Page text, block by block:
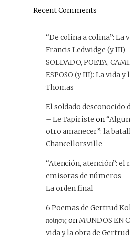
Recent Comments
“De colina a colina”: La
Francis Ledwidge (y III)
SOLDADO, POETA,
ESPOSO (y III): La vida
Thomas
El soldado desconocido
– Le Tapiriste on
otro amanecer”: la
Chancellorsville
“Atención, atención”: el
emisoras de números –
La orden final
6 Poemas de Gertrud
ποίησις onMUNDOS EN
vida y la obra de